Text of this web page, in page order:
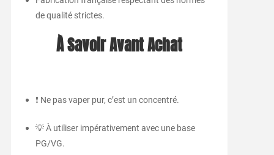
de qualité strictes.
À Savoir Avant Achat
❗ Ne pas vaper pur, c’est un concentré.
💡 À utiliser impérativement avec une base
PG/VG.